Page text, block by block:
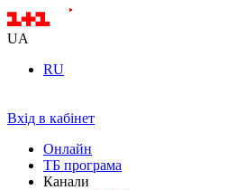
UA
RU
Вхід в кабінет
Онлайн
ТБ програма
Канали